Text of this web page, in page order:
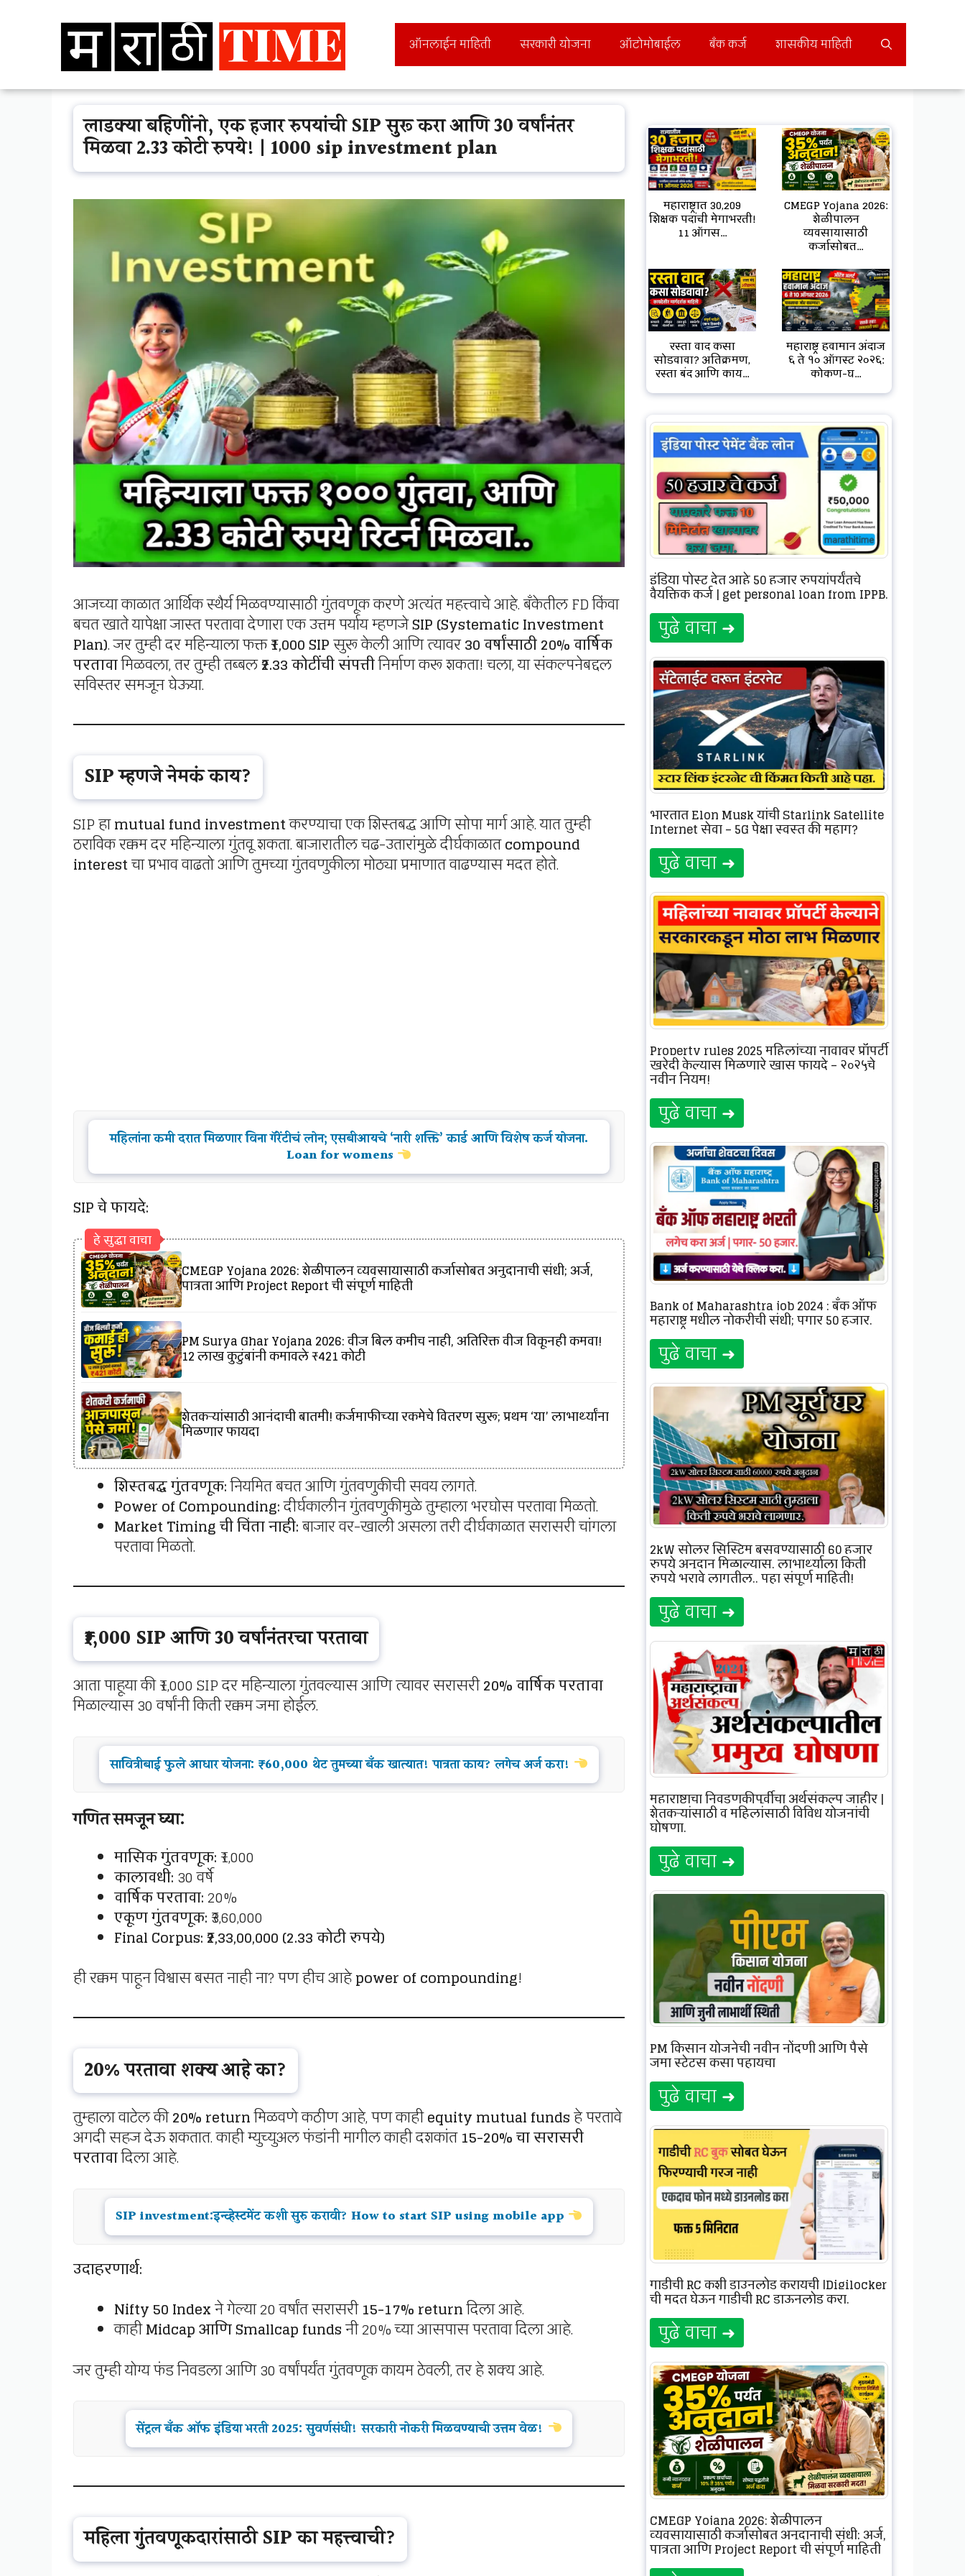
ऑनलाईन माहिती सरकारी योजना ऑटोमोबाईल बँक कर्ज शासकीय माहिती
लाडक्या बहिणींनो, एक हजार रुपयांची SIP सुरू करा आणि 30 वर्षांनंतर
मिळवा 2.33 कोटी रुपये! | 1000 sip investment plan
आजच्या काळात आर्थिक स्थैर्य मिळवण्यासाठी गुंतवणूक करणे अत्यंत महत्त्वाचे आहे. बँकेतील FD किंवा
बचत खाते यापेक्षा जास्त परतावा देणारा एक उत्तम पर्याय म्हणजेSIP (Systematic Investment
Plan). जर तुम्ही दर महिन्याला फक्त₹1,000 SIPसुरू केली आणि त्यावर30 वर्षांसाठी 20% वार्षिक
परतावामिळवला, तर तुम्ही तब्बल₹2.33 कोटींची संपत्तीनिर्माण करू शकता! चला, या संकल्पनेबद्दल
सविस्तर समजून घेऊया.
SIP म्हणजे नेमकं काय?
SIP हाmutual fund investmentकरण्याचा एक शिस्तबद्ध आणि सोपा मार्ग आहे. यात तुम्ही
ठराविक रक्कम दर महिन्याला गुंतवू शकता. बाजारातील चढ-उतारांमुळे दीर्घकाळातcompound
interestचा प्रभाव वाढतो आणि तुमच्या गुंतवणुकीला मोठ्या प्रमाणात वाढण्यास मदत होते.
महिलांना कमी दरात मिळणार विना गॅरेंटीचं लोन; एसबीआयचे ‘नारी शक्ति’ कार्ड आणि विशेष कर्ज योजना.
Loan for womens
SIP चे फायदे:
हे सुद्धा वाचा
CMEGP Yojana 2026: शेळीपालन व्यवसायासाठी कर्जासोबत अनुदानाची संधी; अर्ज,
पात्रता आणि Project Report ची संपूर्ण माहिती
PM Surya Ghar Yojana 2026: वीज बिल कमीच नाही, अतिरिक्त वीज विकूनही कमवा!
12 लाख कुटुंबांनी कमावले ₹421 कोटी
शेतकऱ्यांसाठी आनंदाची बातमी! कर्जमाफीच्या रकमेचे वितरण सुरू; प्रथम ‘या’ लाभार्थ्यांना
मिळणार फायदा
शिस्तबद्ध गुंतवणूक:नियमित बचत आणि गुंतवणुकीची सवय लागते.
Power of Compounding:दीर्घकालीन गुंतवणुकीमुळे तुम्हाला भरघोस परतावा मिळतो.
Market Timing ची चिंता नाही:बाजार वर-खाली असला तरी दीर्घकाळात सरासरी चांगला
परतावा मिळतो.
₹1,000 SIP आणि 30 वर्षांनंतरचा परतावा
आता पाहूया की ₹1,000 SIP दर महिन्याला गुंतवल्यास आणि त्यावर सरासरी20% वार्षिक परतावा
मिळाल्यास 30 वर्षांनी किती रक्कम जमा होईल.
सावित्रीबाई फुले आधार योजना: ₹60,000 थेट तुमच्या बँक खात्यात! पात्रता काय? लगेच अर्ज करा!
गणित समजून घ्या:
मासिक गुंतवणूक:₹1,000
कालावधी: 30 वर्षे
वार्षिक परतावा: 20%
एकूण गुंतवणूक:₹3,60,000
Final Corpus:₹2,33,00,000 (2.33 कोटी रुपये)
ही रक्कम पाहून विश्वास बसत नाही ना? पण हीच आहेpower of compounding!
20% परतावा शक्य आहे का?
तुम्हाला वाटेल की20% returnमिळवणे कठीण आहे, पण काहीequity mutual fundsहे परतावे
अगदी सहज देऊ शकतात. काही म्युच्युअल फंडांनी मागील काही दशकांत15-20% चा सरासरी
परतावादिला आहे.
SIP investment:इन्व्हेस्टमेंट कशी सुरु करावी? How to start SIP using mobile app
उदाहरणार्थ:
Nifty 50 Indexने गेल्या 20 वर्षांत सरासरी15-17% returnदिला आहे.
काहीMidcap आणि Smallcap fundsनी 20% च्या आसपास परतावा दिला आहे.
जर तुम्ही योग्य फंड निवडला आणि 30 वर्षांपर्यंत गुंतवणूक कायम ठेवली, तर हे शक्य आहे.
सेंट्रल बँक ऑफ इंडिया भरती 2025: सुवर्णसंधी! सरकारी नोकरी मिळवण्याची उत्तम वेळ!
महिला गुंतवणूकदारांसाठी SIP का महत्त्वाची?
महाराष्ट्रात 30,209
शिक्षक पदांची मेगाभरती!
11 ऑगस...
CMEGP Yojana 2026:
शेळीपालन
व्यवसायासाठी
कर्जासोबत...
रस्ता वाद कसा
सोडवावा? अतिक्रमण,
रस्ता बंद आणि काय...
महाराष्ट्र हवामान अंदाज
६ ते १० ऑगस्ट २०२६:
कोकण-घ...
इंडिया पोस्ट देत आहे 50 हजार रुपयांपर्यंतचे
वैयक्तिक कर्ज | get personal loan from IPPB.
पुढे वाचा ➜
भारतात Elon Musk यांची Starlink Satellite
Internet सेवा – 5G पेक्षा स्वस्त की महाग?
पुढे वाचा ➜
Property rules 2025 महिलांच्या नावावर प्रॉपर्टी
खरेदी केल्यास मिळणारे खास फायदे – २०२५चे
नवीन नियम!
पुढे वाचा ➜
Bank of Maharashtra job 2024 : बँक ऑफ
महाराष्ट्र मधील नोकरीची संधी; पगार 50 हजार.
पुढे वाचा ➜
2kW सोलर सिस्टिम बसवण्यासाठी 60 हजार
रुपये अनुदान मिळाल्यास, लाभार्थ्याला किती
रुपये भरावे लागतील.. पहा संपूर्ण माहिती!
पुढे वाचा ➜
महाराष्ट्राचा निवडणुकीपूर्वीचा अर्थसंकल्प जाहीर |
शेतकऱ्यांसाठी व महिलांसाठी विविध योजनांची
घोषणा.
पुढे वाचा ➜
PM किसान योजनेची नवीन नोंदणी आणि पैसे
जमा स्टेटस कसा पहायचा
पुढे वाचा ➜
गाडीची RC कशी डाउनलोड करायची |Digilocker
ची मदत घेऊन गाडीची RC डाऊनलोड करा.
पुढे वाचा ➜
CMEGP Yojana 2026: शेळीपालन
व्यवसायासाठी कर्जासोबत अनुदानाची संधी; अर्ज,
पात्रता आणि Project Report ची संपूर्ण माहिती